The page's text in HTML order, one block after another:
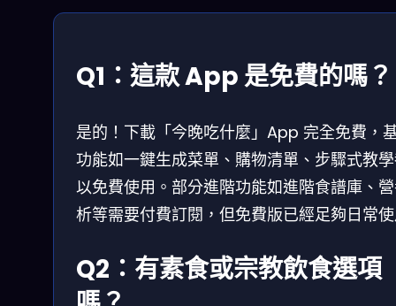
Q1：這款 App 是免費的嗎？
是的！下載「今晚吃什麼」App 完全免費，
功能如一鍵生成菜單、購物清單、步驟式教
以免費使用。部分進階功能如進階食譜庫、
析等需要付費訂閱，但免費版已經足夠日常
Q2：有素食或宗教飲食選項